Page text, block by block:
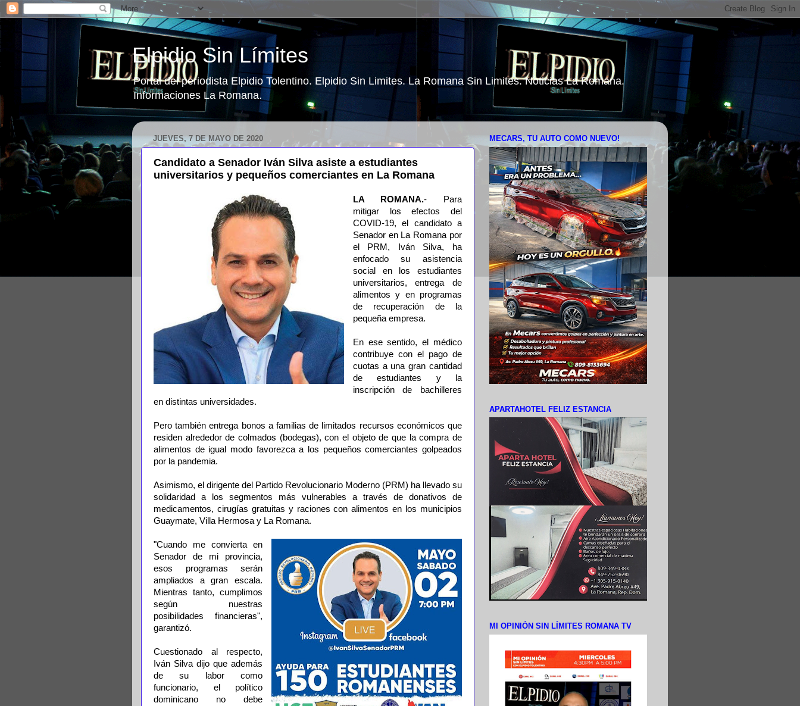
Elpidio Sin Límites
Portal del periodista Elpidio Tolentino. Elpidio Sin Limites. La Romana Sin Limites. Noticias La Romana.
Informaciones La Romana.
JUEVES, 7 DE MAYO DE 2020
Candidato a Senador Iván Silva asiste a estudiantes
universitarios y pequeños comerciantes en La Romana
LA ROMANA.- Para
mitigar los efectos del
COVID-19, el candidato a
Senador en La Romana por
el PRM, Iván Silva, ha
enfocado su asistencia
social en los estudiantes
universitarios, entrega de
alimentos y en programas
de recuperación de la
pequeña empresa.
En ese sentido, el médico
contribuye con el pago de
cuotas a una gran cantidad
de estudiantes y la
inscripción de bachilleres
en distintas universidades.
Pero también entrega bonos a familias de limitados recursos económicos que
residen alrededor de colmados (bodegas), con el objeto de que la compra de
alimentos de igual modo favorezca a los pequeños comerciantes golpeados
por la pandemia.
Asimismo, el dirigente del Partido Revolucionario Moderno (PRM) ha llevado su
solidaridad a los segmentos más vulnerables a través de donativos de
medicamentos, cirugías gratuitas y raciones con alimentos en los municipios
Guaymate, Villa Hermosa y La Romana.
"Cuando me convierta en
Senador de mi provincia,
esos programas serán
ampliados a gran escala.
Mientras tanto, cumplimos
según nuestras
posibilidades financieras",
garantizó.
Cuestionado al respecto,
Iván Silva dijo que además
de su labor como
funcionario, el político
dominicano no debe
MECARS, TU AUTO COMO NUEVO!
APARTAHOTEL FELIZ ESTANCIA
MI OPINIÓN SIN LÍMITES ROMANA TV